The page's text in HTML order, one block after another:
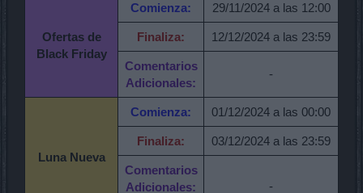
Ofertas de
Black Friday
Comienza: 29/11/2024 a las 12:00
Finaliza: 12/12/2024 a las 23:59
Comentarios
Adicionales:
-
Luna Nueva
Comienza: 01/12/2024 a las 00:00
Finaliza: 03/12/2024 a las 23:59
Comentarios
Adicionales:
-